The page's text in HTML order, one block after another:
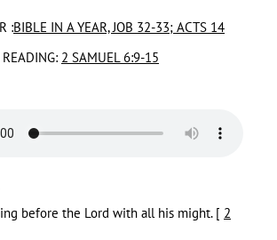
:BIBLE IN A YEAR, JOB 32-33; ACTS 14
2 SAMUEL 6:9-15
before the Lord with all his might. [ 2